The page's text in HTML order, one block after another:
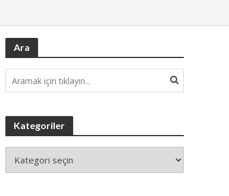
Ara
Kategoriler